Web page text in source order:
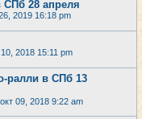
СПб 28 апреля
2019 16:18 pm
2018 15:11 pm
ралли в СПб 13
09, 2018 9:22 am